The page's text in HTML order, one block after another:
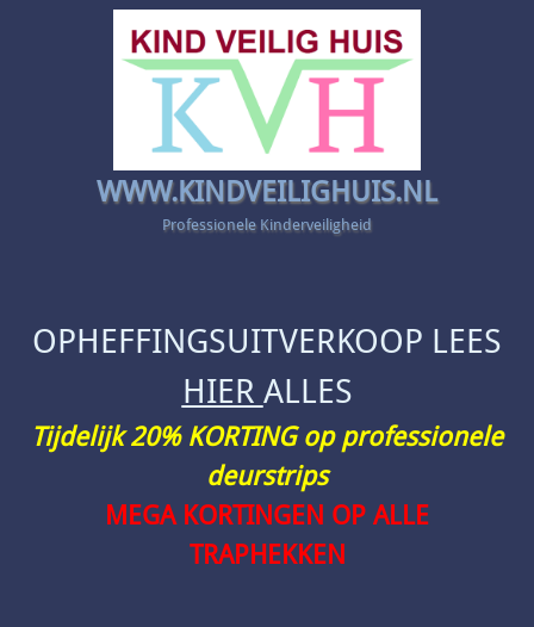
WWW.KINDVEILIGHUIS.NL
Professionele Kinderveiligheid
OPHEFFINGSUITVERKOOP LEES
HIER ALLES
Tijdelijk 20% KORTING op professionele
deurstrips
MEGA KORTINGEN OP ALLE
TRAPHEKKEN